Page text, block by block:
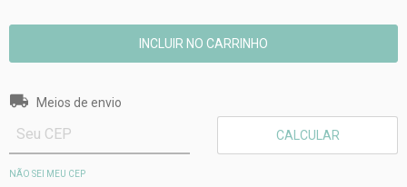
Entregas para o CEP:
Meios de envio
CALCULAR
NÃO SEI MEU CEP